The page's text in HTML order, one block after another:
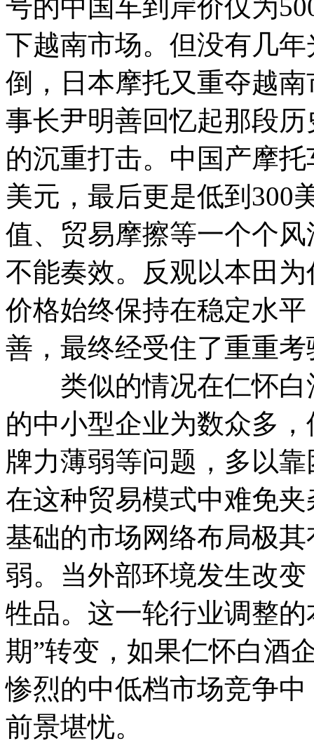
号的中国车到岸价仅为
下越南市场。但没有几
倒，日本摩托又重夺越
事长尹明善回忆起那段
的沉重打击。中国产摩
美元，最后更是低到300
值、贸易摩擦等一个个
不能奏效。反观以本田
价格始终保持在稳定水
善，最终经受住了重重考
类似的情况在仁怀白
的中小型企业为数众多
牌力薄弱等问题，多以
在这种贸易模式中难免
基础的市场网络布局极
弱。当外部环境发生改
牲品。这一轮行业调整
期”转变，如果仁怀白酒
惨烈的中低档市场竞争
前景堪忧。